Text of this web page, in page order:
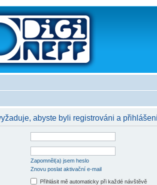
abyste byli registrováni a
Zapomněl(a) jsem heslo
Znovu poslat aktivační e-mail
Přihlásit mě automaticky při každé návštěvě